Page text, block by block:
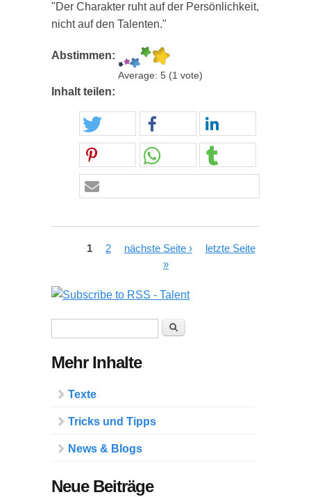
"Der Charakter ruht auf der Persönlichkeit,
nicht auf den Talenten."
Abstimmen:
Average: 5 (1 vote)
Inhalt teilen:
Seiten
1 2 nächste Seite ›
letzte Seite
»
Suche
Mehr Inhalte
Texte
Tricks und Tipps
News & Blogs
Neue Beiträge